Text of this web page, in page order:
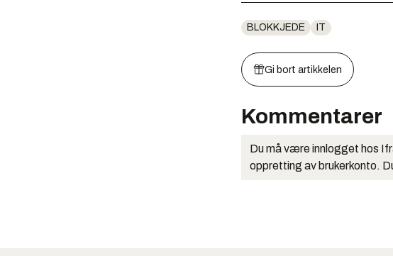
BLOKKJEDE IT
Gi bort artikkelen
Kommentarer
Du må være innlogget hos
oppretting av brukerkonto.